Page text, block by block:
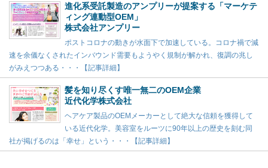
進化系受託製造のアンプリーが提案する「マーケテ
ィング連動型OEM」
株式会社アンプリー
ポストコロナの動きが水面下で加速している。コロナ禍で減
速を余儀なくされたインバウンド需要もようやく規制が解かれ、復調の兆し
がみえつつある・・・【記事詳細】
髪を知り尽くす唯一無二のOEM企業
近代化学株式会社
ヘアケア製品のOEMメーカーとして絶大な信頼を獲得して
いる近代化学。美容室をルーツに90年以上の歴史を刻む同
社が掲げるのは「幸せ」という・・・【記事詳細】